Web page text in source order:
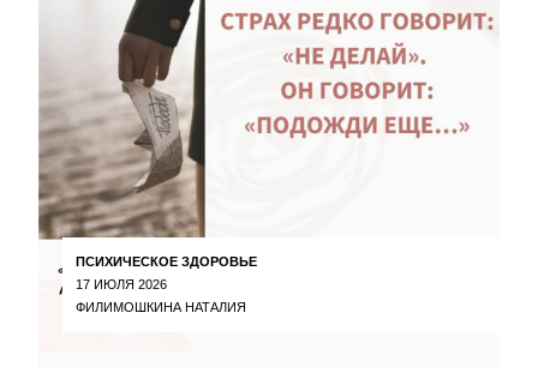
ПСИХИЧЕСКОЕ ЗДОРОВЬЕ
17 ИЮЛЯ 2026
ФИЛИМОШКИНА НАТАЛИЯ